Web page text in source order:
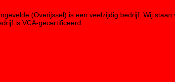
(Overijssel) is een veelzijdig bedrijf. Wij
is VCA-gecertificeerd.